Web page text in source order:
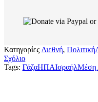
Κατηγορίες Διεθνή, Πολιτική
Σχόλιο
Tags: ΓάζαΗΠΑΙσραήλΜέση